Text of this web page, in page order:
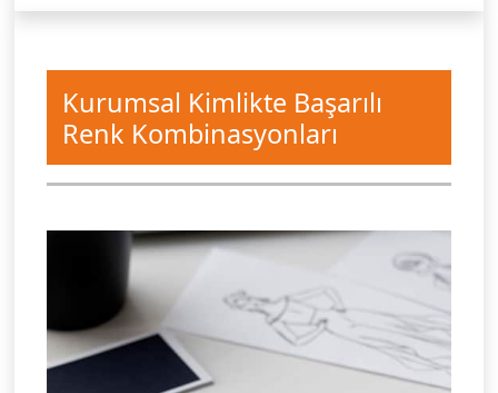
Kurumsal Kimlikte Başarılı
Renk Kombinasyonları